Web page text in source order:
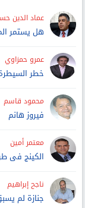
عماد الدين
هل يستمر
عمرو حمزاوي
خطر
محمود قاسم
فيروز هانم
معتمر أمين
الكينج فى
ناجح إبراهيم
جنازة لم